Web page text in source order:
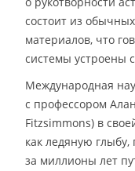
состоит из
материалов, что
системы устроены
Международная
с профессором
Fitzsimmons) в
как ледяную
за миллионы лет